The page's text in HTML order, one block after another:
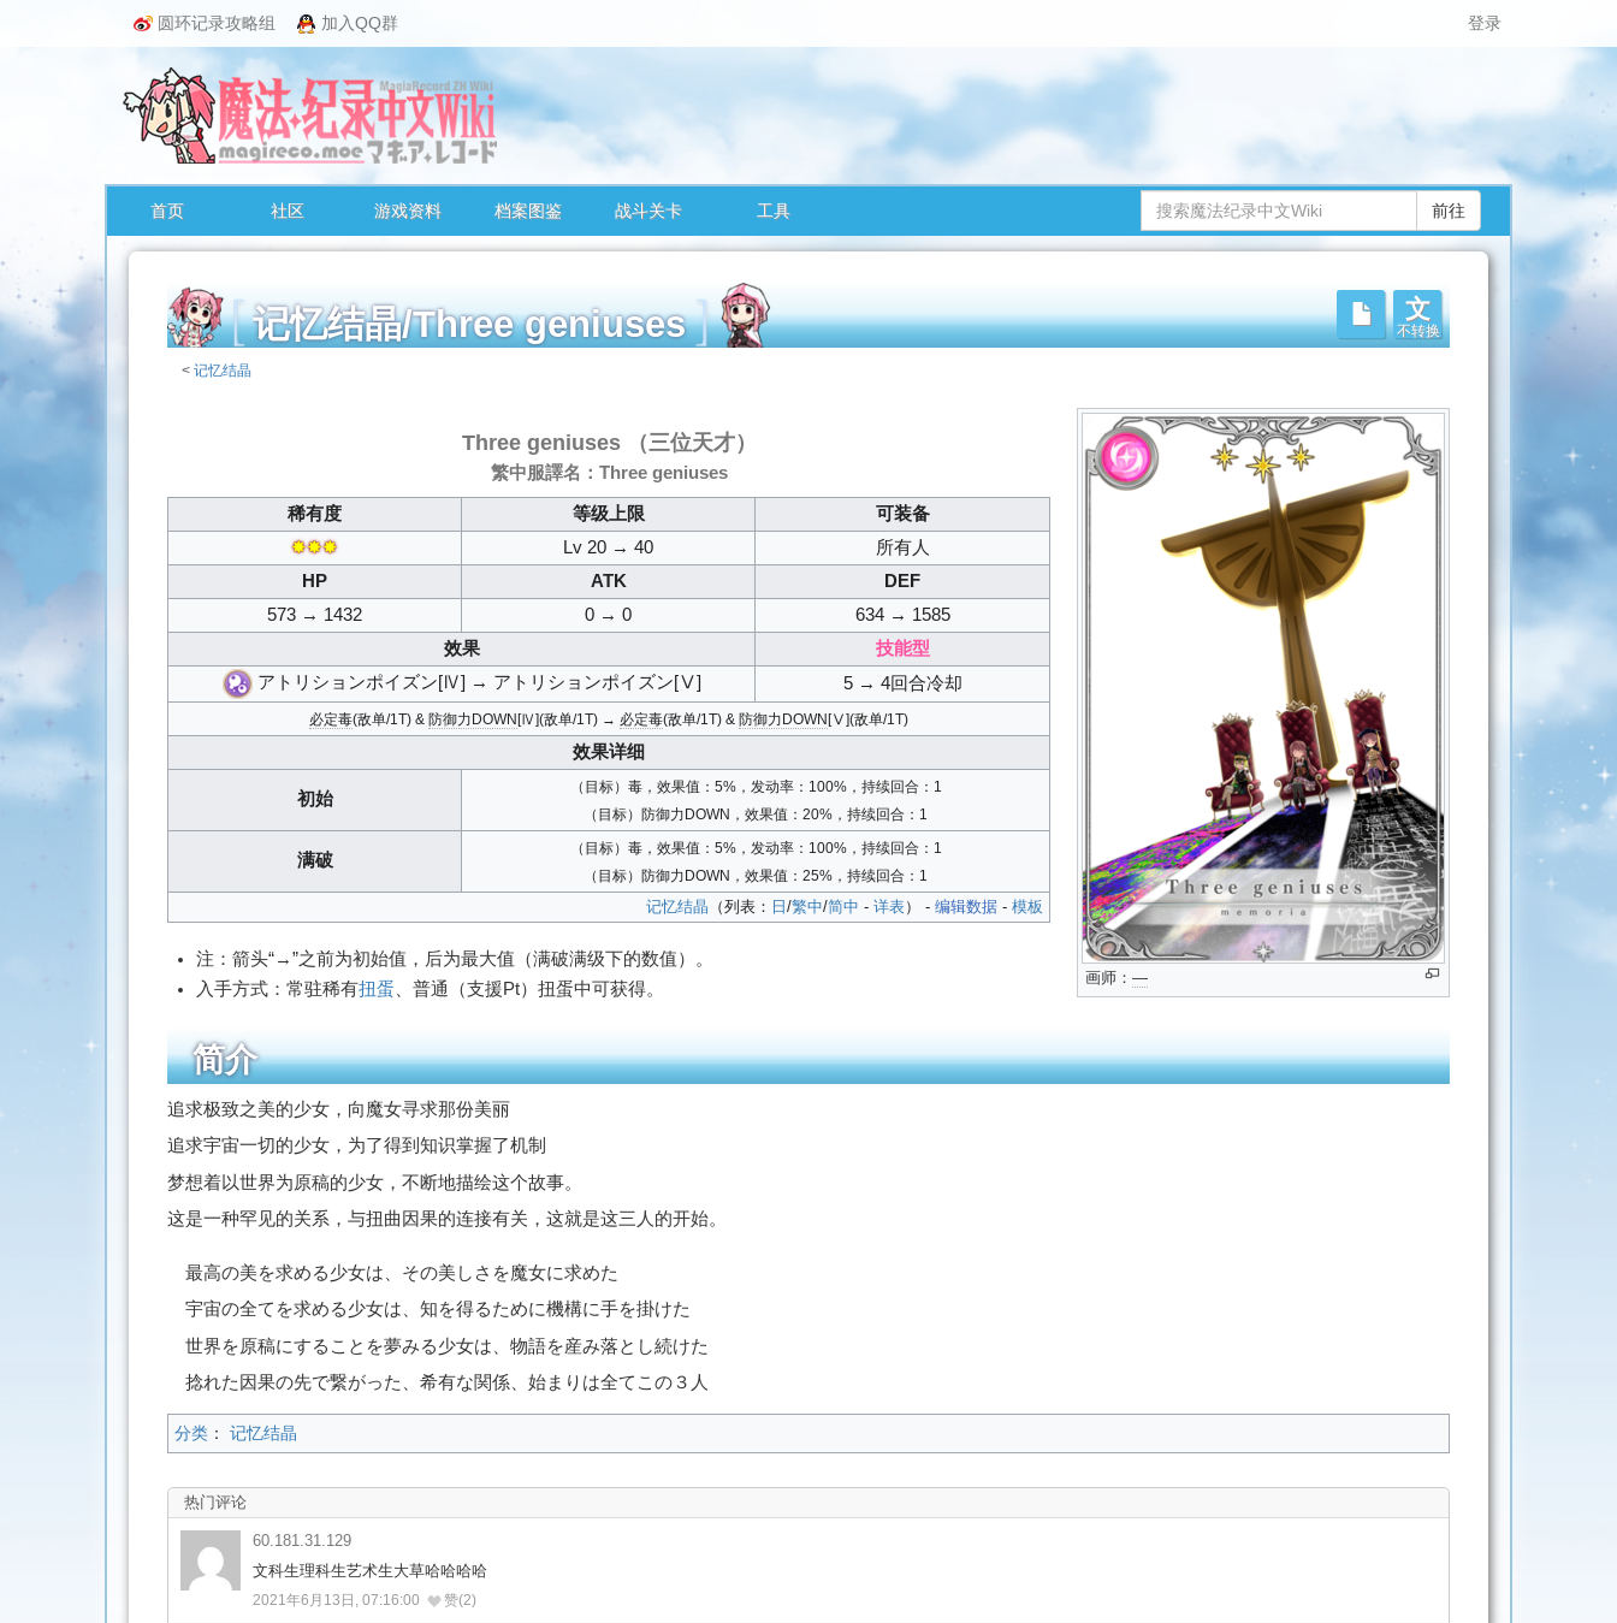
圆环记录攻略组 加入QQ群 登录
首页 社区 游戏资料 档案图鉴 战斗关卡 工具
记忆结晶/Three geniuses
文
不转换
<记忆结晶
、
画师： ―
Three geniuses（三位天才）
繁中服譯名：Three geniuses
稀有度 等级上限
可装备
✸✸✸
Lv 20 → 40
所有人
HP
ATK
DEF
573 → 1432
0 → 0
634 → 1585
效果
技能型
アトリションポイズン[Ⅳ] → アトリションポイズン[Ⅴ]
5 → 4回合冷却
必定毒(敌单/1T) & 防御力DOWN [Ⅳ](敌单/1T) → 必定毒(敌单/1T) & 防御力DOWN [Ⅴ](敌单/1T)
效果详细
初始
（目标）毒，效果值：5%，发动率：100%，持续回合：1
（目标）防御力DOWN，效果值：20%，持续回合：1
满破
（目标）毒，效果值：5%，发动率：100%，持续回合：1
（目标）防御力DOWN，效果值：25%，持续回合：1
记忆结晶 （列表： 日/繁中/简中 -详表） -编辑数据 -模板
注：箭头“→”之前为初始值，后为最大值（满破满级下的数值）。
入手方式：常驻稀有扭蛋 、普通（支援Pt）扭蛋中可获得。
简介
追求极致之美的少女，向魔女寻求那份美丽
追求宇宙一切的少女，为了得到知识掌握了机制
梦想着以世界为原稿的少女，不断地描绘这个故事。
这是一种罕见的关系，与扭曲因果的连接有关，这就是这三人的开始。
最高の美を求める少女は、その美しさを魔女に求めた
宇宙の全てを求める少女は、知を得るために機構に手を掛けた
世界を原稿にすることを夢みる少女は、物語を産み落とし続けた
捻れた因果の先で繋がった、希有な関係、始まりは全てこの３人
分类 ： 记忆结晶
热门评论
60.181.31.129
文科生理科生艺术生大草哈哈哈哈
2021年6月13日, 07:16:00 赞(2)